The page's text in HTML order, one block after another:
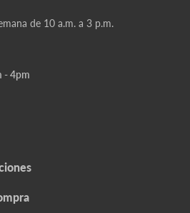
de 10 a.m. a 3 p.m.
- 4pm